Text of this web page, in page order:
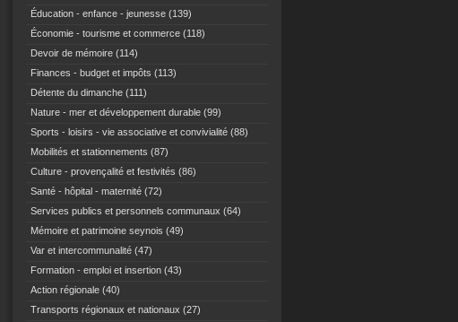
Éducation - enfance - jeunesse (139)
Économie - tourisme et commerce (118)
Devoir de mémoire (114)
Finances - budget et impôts (113)
Détente du dimanche (111)
Nature - mer et développement durable (99)
Sports - loisirs - vie associative et convivialité (88)
Mobilités et stationnements (87)
Culture - provençalité et festivités (86)
Santé - hôpital - maternité (72)
Services publics et personnels communaux (64)
Mémoire et patrimoine seynois (49)
Var et intercommunalité (47)
Formation - emploi et insertion (43)
Action régionale (40)
Transports régionaux et nationaux (27)